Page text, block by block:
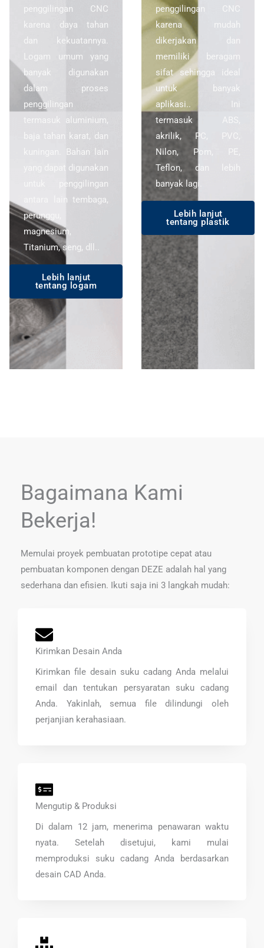
penggilingan CNC
karena daya tahan
dan kekuatannya.
Logam umum yang
banyak digunakan
dalam proses
penggilingan
termasuk aluminium,
baja tahan karat, dan
kuningan. Bahan lain
yang dapat digunakan
untuk penggilingan
antara lain tembaga,
perunggu,
magnesium,
Titanium, seng, dll..
Lebih lanjut
tentang logam
penggilingan CNC
karena mudah
dikerjakan dan
memiliki beragam
sifat sehingga ideal
untuk banyak
aplikasi.. Ini
termasuk ABS,
akrilik, PC, PVC,
Nilon, Pom, PE,
Teflon, dan lebih
banyak lagi.
Lebih lanjut
tentang plastik
Bagaimana Kami
Bekerja!
Memulai proyek pembuatan prototipe cepat atau
pembuatan komponen dengan DEZE adalah hal yang
sederhana dan efisien. Ikuti saja ini 3 langkah mudah:
Kirimkan Desain Anda
Kirimkan file desain suku cadang Anda melalui
email dan tentukan persyaratan suku cadang
Anda. Yakinlah, semua file dilindungi oleh
perjanjian kerahasiaan.
Mengutip & Produksi
Di dalam 12 jam, menerima penawaran waktu
nyata. Setelah disetujui, kami mulai
memproduksi suku cadang Anda berdasarkan
desain CAD Anda.